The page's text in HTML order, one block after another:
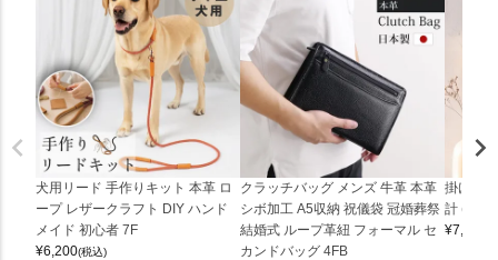
犬用リード 手作りキット 本革 ロ
ープ レザークラフト DIY ハンド
メイド 初心者 7F
¥6,200(税込)
クラッチバッグ メンズ 牛革 本革
シボ加工 A5収納 祝儀袋 冠婚葬祭
結婚式 ループ革紐 フォーマル セ
カンドバッグ 4FB
掛け時
計
¥7,150